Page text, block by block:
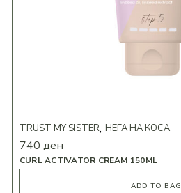
CURL ACTIVATOR CREAM 150ML
TRUST MY SISTER НЕГА НА КОСА
740 ден
ADD TO BAG